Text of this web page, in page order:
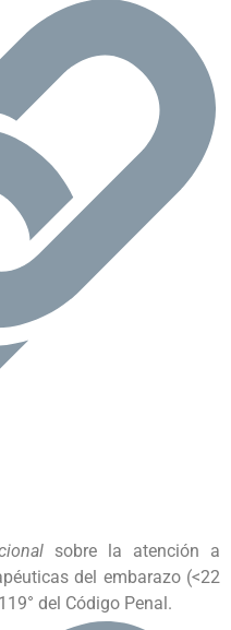
sobre la atención a
del embarazo (<22
del Código Penal.